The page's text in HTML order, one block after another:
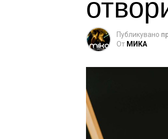
Публикувано
От МИКА